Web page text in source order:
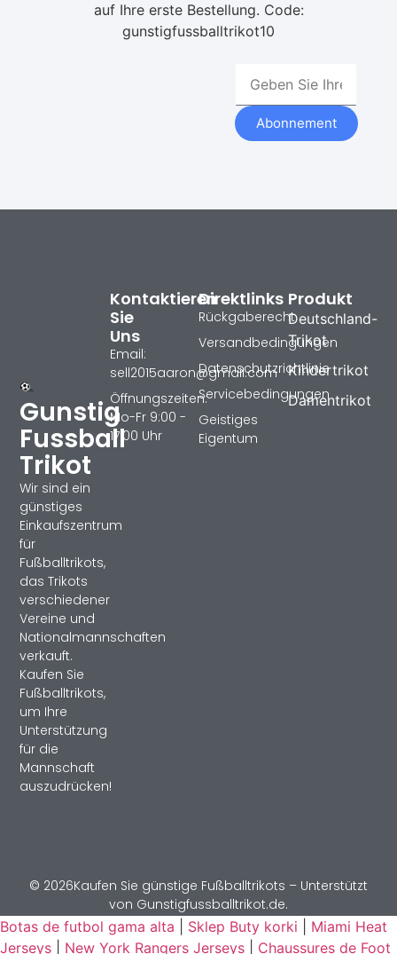
auf Ihre erste Bestellung. Code:
gunstigfussballtrikot10
Abonnement
Gunstig
Fussball
Trikot
Wir sind ein
günstiges
Einkaufszentrum
für
Fußballtrikots,
das Trikots
verschiedener
Vereine und
Nationalmannschaften
verkauft.
Kaufen Sie
Fußballtrikots,
um Ihre
Unterstützung
für die
Mannschaft
auszudrücken!
Produkt
Deutschland-
Trikot
Kindertrikot
Damentrikot
Direktlinks
Rückgaberecht
Versandbedingungen
Datenschutzrichtlinie
Servicebedingungen
Geistiges
Eigentum
Kontaktieren
Sie
Uns
Email:
sell2015aaron@gmail.com
Öffnungszeiten:
Mo-Fr 9:00 -
17:00 Uhr
© 2026Kaufen Sie günstige Fußballtrikots – Unterstützt
von Gunstigfussballtrikot.de.
Botas de futbol gama alta
Sklep Buty korki
Miami Heat
Jerseys
New York Rangers Jerseys Chaussures de Foot